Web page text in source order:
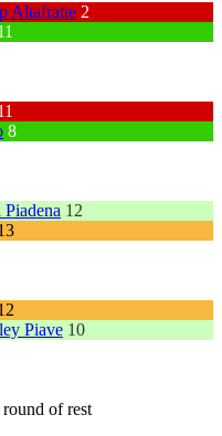
Altafratte 2
8
12
Piave 10
round of rest